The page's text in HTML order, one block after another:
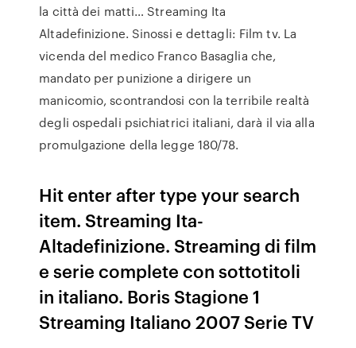
la città dei matti… Streaming Ita
Altadefinizione. Sinossi e dettagli: Film tv. La
vicenda del medico Franco Basaglia che,
mandato per punizione a dirigere un
manicomio, scontrandosi con la terribile realtà
degli ospedali psichiatrici italiani, darà il via alla
promulgazione della legge 180/78.
Hit enter after type your search
item. Streaming Ita-
Altadefinizione. Streaming di film
e serie complete con sottotitoli
in italiano. Boris Stagione 1
Streaming Italiano 2007 Serie TV